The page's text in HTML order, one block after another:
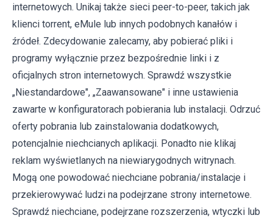
internetowych. Unikaj także sieci peer-to-peer, takich jak
klienci torrent, eMule lub innych podobnych kanałów i
źródeł. Zdecydowanie zalecamy, aby pobierać pliki i
programy wyłącznie przez bezpośrednie linki i z
oficjalnych stron internetowych. Sprawdź wszystkie
„Niestandardowe", „Zaawansowane" i inne ustawienia
zawarte w konfiguratorach pobierania lub instalacji. Odrzuć
oferty pobrania lub zainstalowania dodatkowych,
potencjalnie niechcianych aplikacji. Ponadto nie klikaj
reklam wyświetlanych na niewiarygodnych witrynach.
Mogą one powodować niechciane pobrania/instalacje i
przekierowywać ludzi na podejrzane strony internetowe.
Sprawdź niechciane, podejrzane rozszerzenia, wtyczki lub